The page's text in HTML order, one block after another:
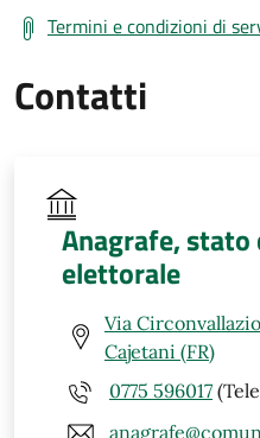
Termini e condizioni di
Contatti
Anagrafe, stato
elettorale
Via
Cajetani (FR)
0775 596017